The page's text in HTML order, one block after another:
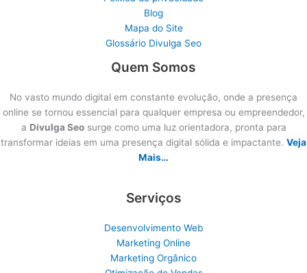
Blog
Mapa do Site
Glossário Divulga Seo
Quem Somos
No vasto mundo digital em constante evolução, onde a presença
online se tornou essencial para qualquer empresa ou empreendedor,
a Divulga Seosurge como uma luz orientadora, pronta para
transformar ideias em uma presença digital sólida e impactante. Veja
Mais…
Serviços
Desenvolvimento Web
Marketing Online
Marketing Orgânico